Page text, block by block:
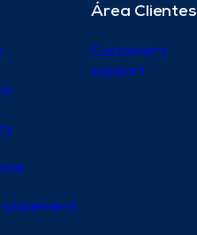
statement
Área Clientes
Customer’s
support